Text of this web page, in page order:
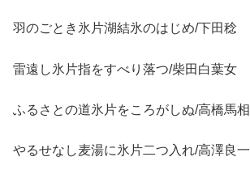
羽のごとき氷片湖結氷のはじめ/下田稔
雷遠し氷片指をすべり落つ/柴田白葉女
ふるさとの道氷片をころがしぬ/高橋馬相
やるせなし麦湯に氷片二つ入れ/高澤良一